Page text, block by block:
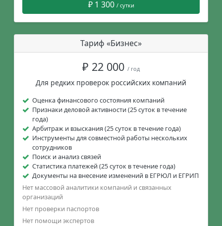
₽ 1 300 / сутки
Тариф «Бизнес»
₽ 22 000 / год
Для редких проверок российских компаний
Оценка финансового состояния компаний
Признаки деловой активности (25 суток в течение
года)
Арбитраж и взыскания (25 суток в течение года)
Инструменты для совместной работы нескольких
сотрудников
Поиск и анализ связей
Статистика платежей (25 суток в течение года)
Документы на внесение изменений в ЕГРЮЛ и ЕГРИП
Нет массовой аналитики компаний и связанных
организаций
Нет проверки паспортов
Нет помощи экспертов